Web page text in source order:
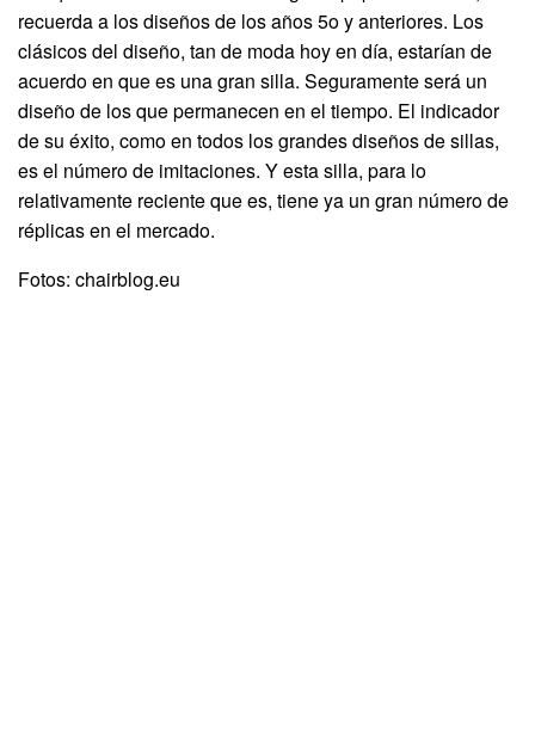
recuerda a los diseños de los años 5o y anteriores. Los
clásicos del diseño, tan de moda hoy en día, estarían de
acuerdo en que es una gran silla. Seguramente será un
diseño de los que permanecen en el tiempo. El indicador
de su éxito, como en todos los grandes diseños de sillas,
es el número de imitaciones. Y esta silla, para lo
relativamente reciente que es, tiene ya un gran número de
réplicas en el mercado.
Fotos: chairblog.eu